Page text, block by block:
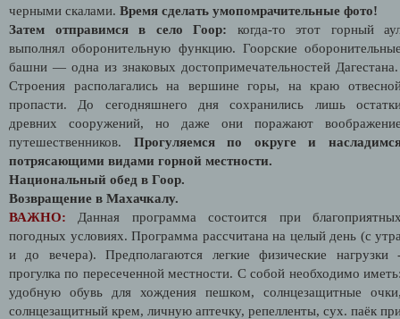
черными скалами. Время сделать умопомрачительные фото!
Затем отправимся в село Гоор: когда-то этот горный
выполнял оборонительную функцию. Гоорские
башни — одна из знаковых достопримечательностей
Строения располагались на вершине горы, на краю
пропасти. До сегодняшнего дня сохранились лишь
древних сооружений, но даже они поражают
путешественников. Прогуляемся по округе и
потрясающими видами горной местности.
Национальный обед в Гоор.
Возвращение в Махачкалу.
ВАЖНО: Данная программа состоится при
погодных условиях. Программа рассчитана на целый день (с
и до вечера). Предполагаются легкие физические нагрузки
прогулка по пересеченной местности. С собой необходимо
удобную обувь для хождения пешком, солнцезащитные
солнцезащитный крем, личную аптечку, репелленты, сух. паёк